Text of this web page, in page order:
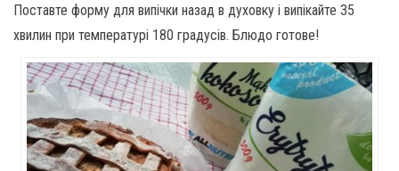
Поставте форму для випічки назад в духовку і випікайте 35
хвилин при температурі 180 градусів. Блюдо готове!